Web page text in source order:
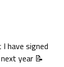
have signed
next year 📝